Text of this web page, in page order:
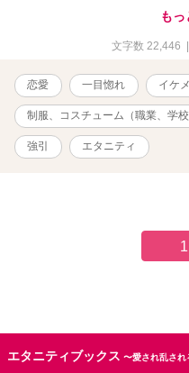
い。 【関連作品】 完結済作
作品ミックス・一話完結・徳永
もっ
文字数 22,446
恋愛 一目惚れ イケ
制服、コスチューム（職業、学校
強引 エタニティ
1
エタニティブックス 〜愛され乱され